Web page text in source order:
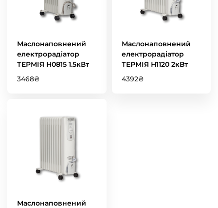
Маслонаповнений
електрорадіатор
ТЕРМІЯ Н0815 1.5кВт
3468₴
Маслонаповнений
електрорадіатор
ТЕРМІЯ Н1120 2кВт
4392₴
Маслонаповнений